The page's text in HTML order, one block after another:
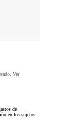
Ver
de
en los sujetos